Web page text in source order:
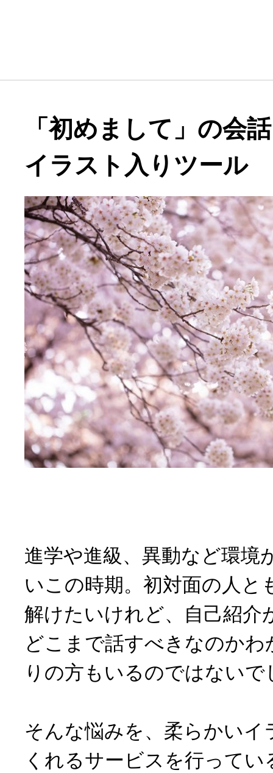
「初めまして」の会
イラスト入りツール
進学や進級、異動など環境
いこの時期。初対面の人と
解けたいけれど、自己紹介
どこまで話すべきなのか
りの方もいるのではないで
そんな悩みを、柔らかいイ
くれるサービスを行って